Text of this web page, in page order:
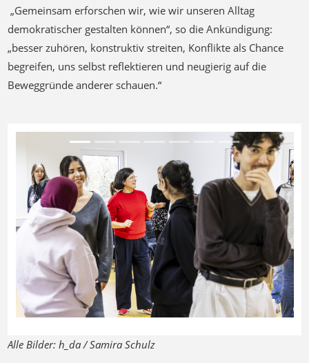
„Gemeinsam erforschen wir, wie wir unseren Alltag
demokratischer gestalten können“, so die Ankündigung:
„besser zuhören, konstruktiv streiten, Konflikte als Chance
begreifen, uns selbst reflektieren und neugierig auf die
Beweggründe anderer schauen.“
Previous Next
Alle Bilder: h_da / Samira Schulz